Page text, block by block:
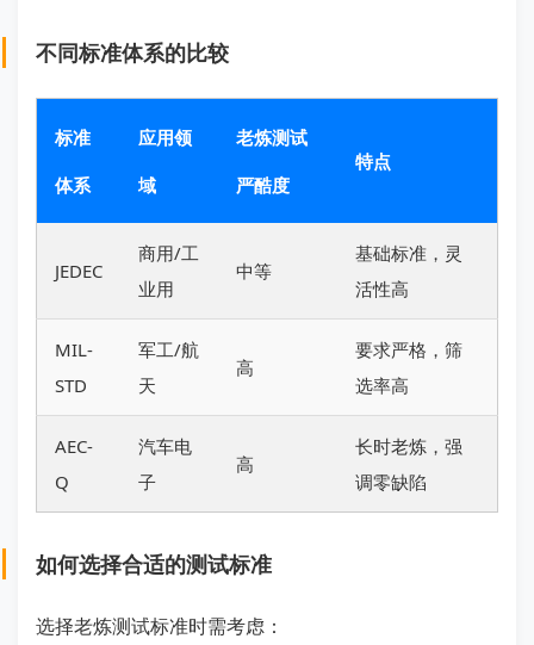
不同标准体系的比较
标准
体系
应用领
域
老炼测试
严酷度
特点
JEDEC
商用/工
业用
中等
基础标准，灵
活性高
MIL-
STD
军工/航
天
高
要求严格，筛
选率高
AEC-
Q
汽车电
子
高
长时老炼，强
调零缺陷
如何选择合适的测试标准
选择老炼测试标准时需考虑：